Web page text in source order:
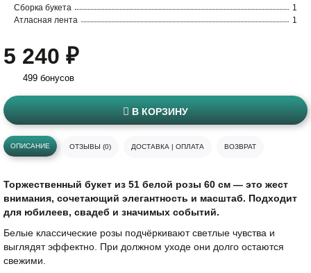
Сборка букета
1
Атласная лента
1
5 240 ₽
499 бонусов
В КОРЗИНУ
ОПИСАНИЕ ОТЗЫВЫ (0) ДОСТАВКА | ОПЛАТА ВОЗВРАТ
Торжественный букет из 51 белой розы 60 см — это жест
внимания, сочетающий элегантность и масштаб. Подходит
для юбилеев, свадеб и значимых событий.
Белые классические розы подчёркивают светлые чувства и
выглядят эффектно. При должном уходе они долго остаются
свежими.